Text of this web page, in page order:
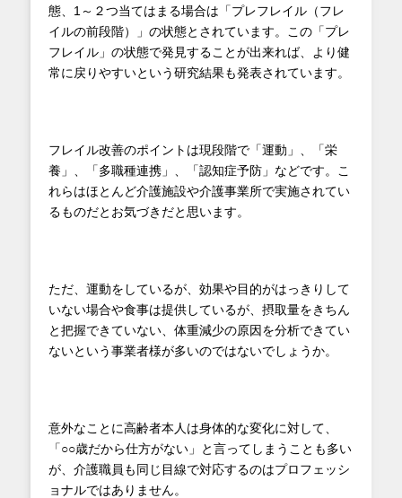
態、1～２つ当てはまる場合は「プレフレイル（フレ
イルの前段階）」の状態とされています。この「プレ
フレイル」の状態で発見することが出来れば、より健
常に戻りやすいという研究結果も発表されています。
フレイル改善のポイントは現段階で「運動」、「栄
養」、「多職種連携」、「認知症予防」などです。こ
れらはほとんど介護施設や介護事業所で実施されてい
るものだとお気づきだと思います。
ただ、運動をしているが、効果や目的がはっきりして
いない場合や食事は提供しているが、摂取量をきちん
と把握できていない、体重減少の原因を分析できてい
ないという事業者様が多いのではないでしょうか。
意外なことに高齢者本人は身体的な変化に対して、
「○○歳だから仕方がない」と言ってしまうことも多い
が、介護職員も同じ目線で対応するのはプロフェッシ
ョナルではありません。